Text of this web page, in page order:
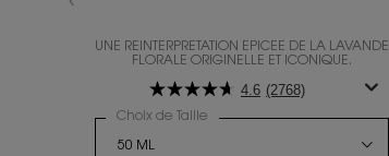
UNE RÉINTERPRÉTATION ÉPICÉE DE LA LAVANDE
FLORALE ORIGINELLE ET ICONIQUE.
4.6 (2768)
Choix de Taille